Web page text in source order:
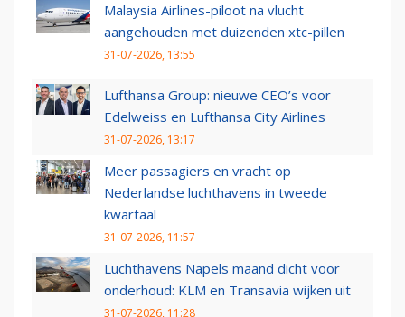
Malaysia Airlines-piloot na vlucht
aangehouden met duizenden xtc-pillen
31-07-2026, 13:55
Lufthansa Group: nieuwe CEO’s voor
Edelweiss en Lufthansa City Airlines
31-07-2026, 13:17
Meer passagiers en vracht op
Nederlandse luchthavens in tweede
kwartaal
31-07-2026, 11:57
Luchthavens Napels maand dicht voor
onderhoud: KLM en Transavia wijken uit
31-07-2026, 11:28